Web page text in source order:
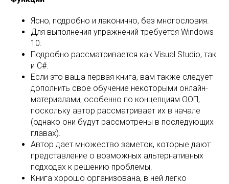
Ясно, подробно и лаконично, без многословия.
Для выполнения упражнений требуется Windows
10.
Подробно рассматривается как Visual Studio, так
и C#.
Если это ваша первая книга, вам также следует
дополнить свое обучение некоторыми онлайн-
материалами, особенно по концепциям ООП,
поскольку автор рассматривает их в начале
(однако они будут рассмотрены в последующих
главах).
Автор дает множество заметок, которые дают
представление о возможных альтернативных
подходах к решению проблемы.
Книга хорошо организована, в ней легко